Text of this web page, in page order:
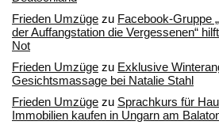
Frieden Umzüge zu Facebook-Gruppe
der Auffangstation die Vergessenen“
Not
Frieden Umzüge zu Exklusive
Gesichtsmassage bei Natalie Stahl
Frieden Umzüge zu Sprachkurs für
Immobilien kaufen in Ungarn am